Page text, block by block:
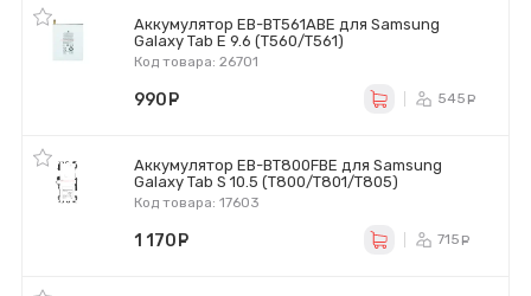
Аккумулятор EB-BT561ABE для Samsung
Galaxy Tab E 9.6 (T560/T561)
Код товара: 26701
990 545
Аккумулятор EB-BT800FBE для Samsung
Galaxy Tab S 10.5 (T800/T801/T805)
Код товара: 17603
1 170 715